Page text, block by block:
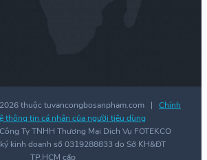
2026 thuộc tuvancongbosanpham.com | Chính
thông tin cá nhân của người tiêu dùng
Ty TNHH Thương Mại Dịch Vụ FOTEKCO
kinh doanh số 0319288833 do Sở KH&ĐT
TP.HCM cấp